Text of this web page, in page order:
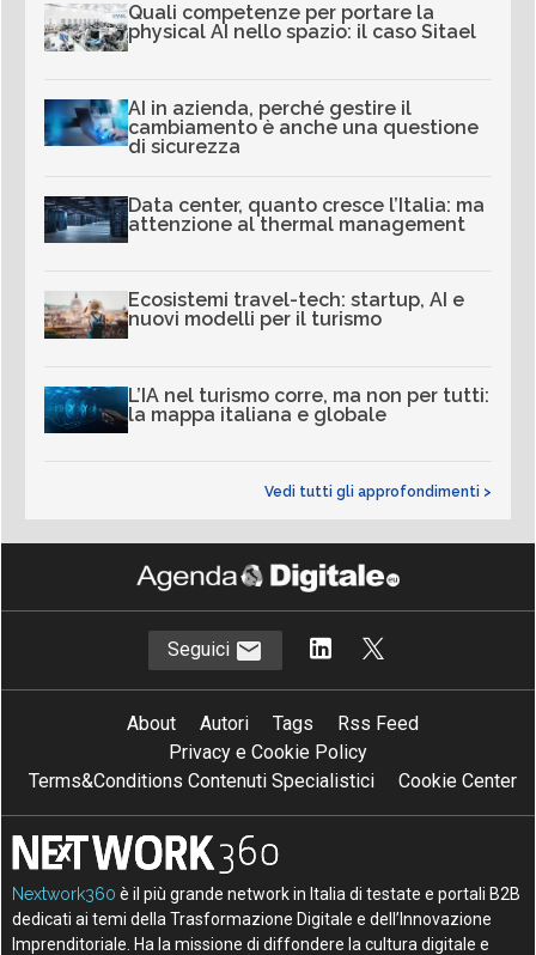
Quali competenze per portare la
physical AI nello spazio: il caso Sitael
AI in azienda, perché gestire il
cambiamento è anche una questione
di sicurezza
Data center, quanto cresce l’Italia: ma
attenzione al thermal management
Ecosistemi travel-tech: startup, AI e
nuovi modelli per il turismo
L’IA nel turismo corre, ma non per tutti:
la mappa italiana e globale
Vedi tutti gli approfondimenti >
Seguici
About Autori Tags
Rss Feed
Privacy e Cookie Policy
Terms&Conditions Contenuti Specialistici
Cookie Center
Nextwork360 è il più grande network in Italia di testate e portali B2B
dedicati ai temi della Trasformazione Digitale e dell’Innovazione
Imprenditoriale. Ha la missione di diffondere la cultura digitale e